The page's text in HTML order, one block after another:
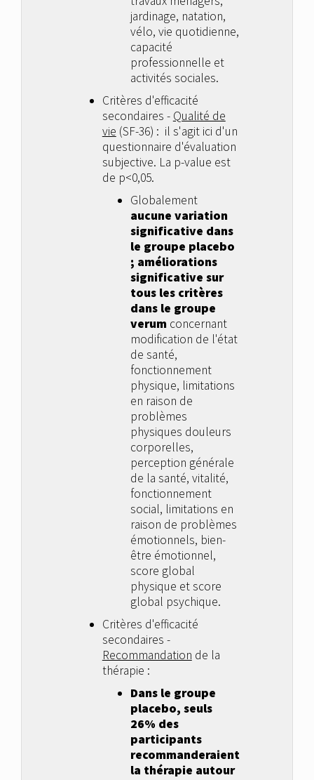
jardinage, natation,
vélo, vie quotidienne,
capacité
professionnelle et
activités sociales.
Critères d'efficacité
secondaires - Qualité de
vie (SF-36) : il s'agit ici d'un
questionnaire d'évaluation
subjective. La p-value est
de p<0,05.
Globalement
aucune variation
significative dans
le groupe placebo
; améliorations
significative sur
tous les critères
dans le groupe
verum concernant
modification de l'état
de santé,
fonctionnement
physique, limitations
en raison de
problèmes
physiques douleurs
corporelles,
perception générale
de la santé, vitalité,
fonctionnement
social, limitations en
raison de problèmes
émotionnels, bien-
être émotionnel,
score global
physique et score
global psychique.
Critères d'efficacité
secondaires -
Recommandation de la
thérapie :
Dans le groupe
placebo, seuls
26% des
participants
recommanderaient
la thérapie autour